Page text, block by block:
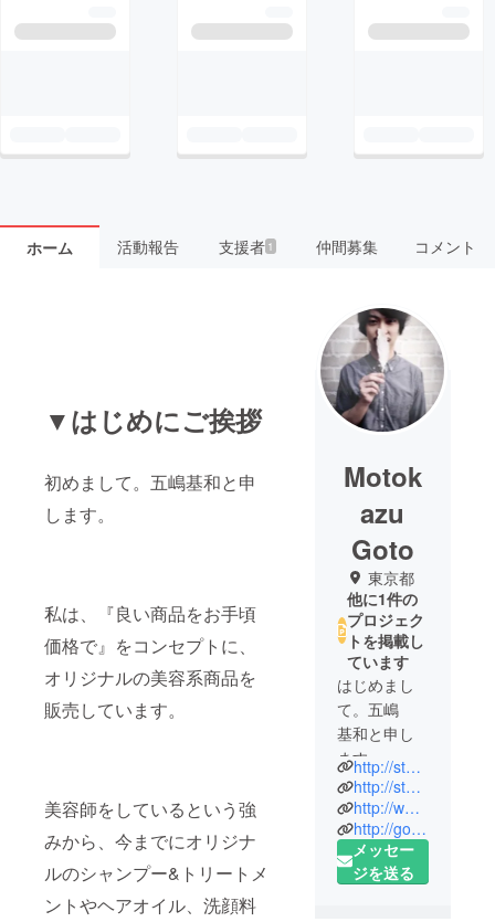
ホーム 活動報告 支援者 1 仲間募集 コメント
▼はじめにご挨拶
初めまして。五嶋基和と申
します。
私は、『良い商品をお手頃
価格で』をコンセプトに、
オリジナルの美容系商品を
販売しています。
美容師をしているという強
みから、今までにオリジナ
ルのシャンプー&トリートメ
ントやヘアオイル、洗顔料
Motok
azu
Goto
東京都
他に1件の
プロジェク
トを掲載し
ています
はじめまし
て。五嶋
基和と申し
ます。
現在、現役
で美容師を
しつつ、髪
と地肌に良
http://store.shopping.yahoo.co.jp/gomoshanpoo/
http://store.shopping.yahoo.co.jp/goy7wofcmwhy5emceje6occbuq/
http://www.rakuten.co.jp/gomoshampoo/
http://gomoshampoo.boy.jp/
メッセー
ジを送る